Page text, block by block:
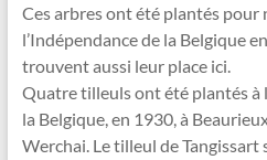
Ces arbres ont été plantés pour
l’Indépendance de la Belgique
trouvent aussi leur place ici.
Quatre tilleuls ont été plantés à
la Belgique, en 1930, à
Werchai. Le tilleul de Tangissart